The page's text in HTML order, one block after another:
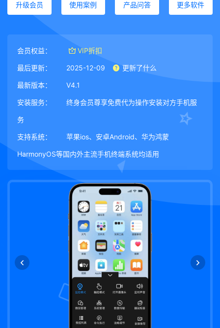
升级会员 使用案例 产品问答 更多软件
会员权益： VIP折扣
最后更新： 2025-12-09 更新了什么
最新版本： V4.1
安装服务： 终身会员尊享免费代为操作安装对方手机服
务
支持系统： 苹果ios、安卓Android、华为鸿蒙
HarmonyOS等国内外主流手机终端系统均适用